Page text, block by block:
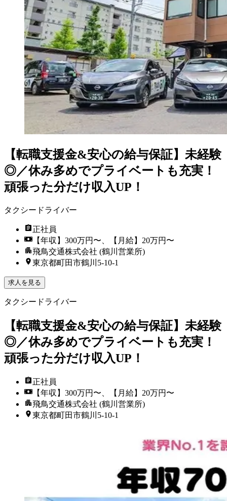
【転職支援金&安心の給与保証】未経験
◎／休み多めでプライベートも充実！
頑張った分だけ収入UP！
タクシードライバー
正社員
【年収】300万円〜、【月給】20万円〜
飛鳥交通株式会社 (鶴川営業所)
東京都町田市鶴川5-10-1
求人を見る
タクシードライバー
【転職支援金&安心の給与保証】未経験
◎／休み多めでプライベートも充実！
頑張った分だけ収入UP！
正社員
【年収】300万円〜、【月給】20万円〜
飛鳥交通株式会社 (鶴川営業所)
東京都町田市鶴川5-10-1